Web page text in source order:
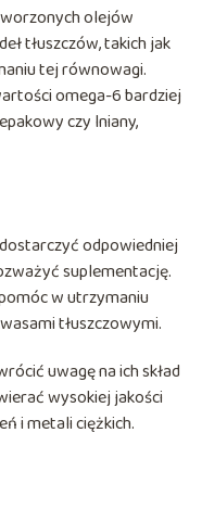
olejów
tłuszczów, takich jak
tej równowagi.
omega-6 bardziej
czy lniany,
odpowiedniej
suplementację.
w utrzymaniu
tłuszczowymi.
uwagę na ich skład
wysokiej jakości
i metali ciężkich.